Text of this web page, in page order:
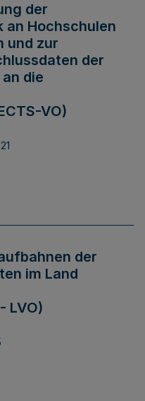
der
Hochschulen
und zur
der
die
VO)
der
im Land
LVO)